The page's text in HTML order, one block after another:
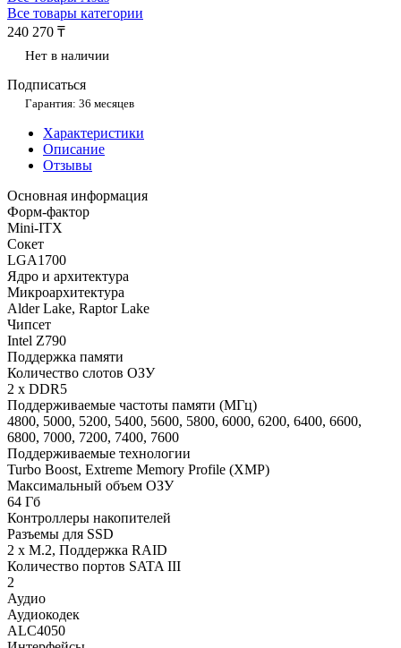
Все товары категории
240 270 ₸
Нет в наличии
Подписаться
Гарантия: 36 месяцев
Характеристики
Описание
Отзывы
Основная информация
Форм-фактор
Mini-ITX
Сокет
LGA1700
Ядро и архитектура
Микроархитектура
Alder Lake, Raptor Lake
Чипсет
Intel Z790
Поддержка памяти
Количество слотов ОЗУ
2 x DDR5
Поддерживаемые частоты памяти (МГц)
4800, 5000, 5200, 5400, 5600, 5800, 6000, 6200, 6400, 6600,
6800, 7000, 7200, 7400, 7600
Поддерживаемые технологии
Turbo Boost, Extreme Memory Profile (XMP)
Maксимальный объем ОЗУ
64 Гб
Контроллеры накопителей
Разъемы для SSD
2 x M.2, Поддержка RAID
Количество портов SATA III
2
Аудио
Аудиокодек
ALC4050